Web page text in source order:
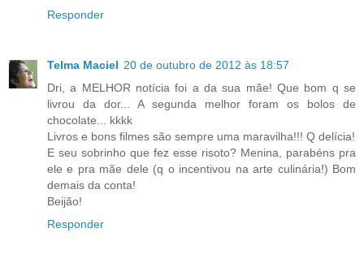
Responder
Telma Maciel 20 de outubro de 2012 às 18:57
Dri, a MELHOR notícia foi a da sua mãe! Que bom q se
livrou da dor... A segunda melhor foram os bolos de
chocolate... kkkk
Livros e bons filmes são sempre uma maravilha!!! Q delícia!
E seu sobrinho que fez esse risoto? Menina, parabéns pra
ele e pra mãe dele (q o incentivou na arte culinária!) Bom
demais da conta!
Beijão!
Responder